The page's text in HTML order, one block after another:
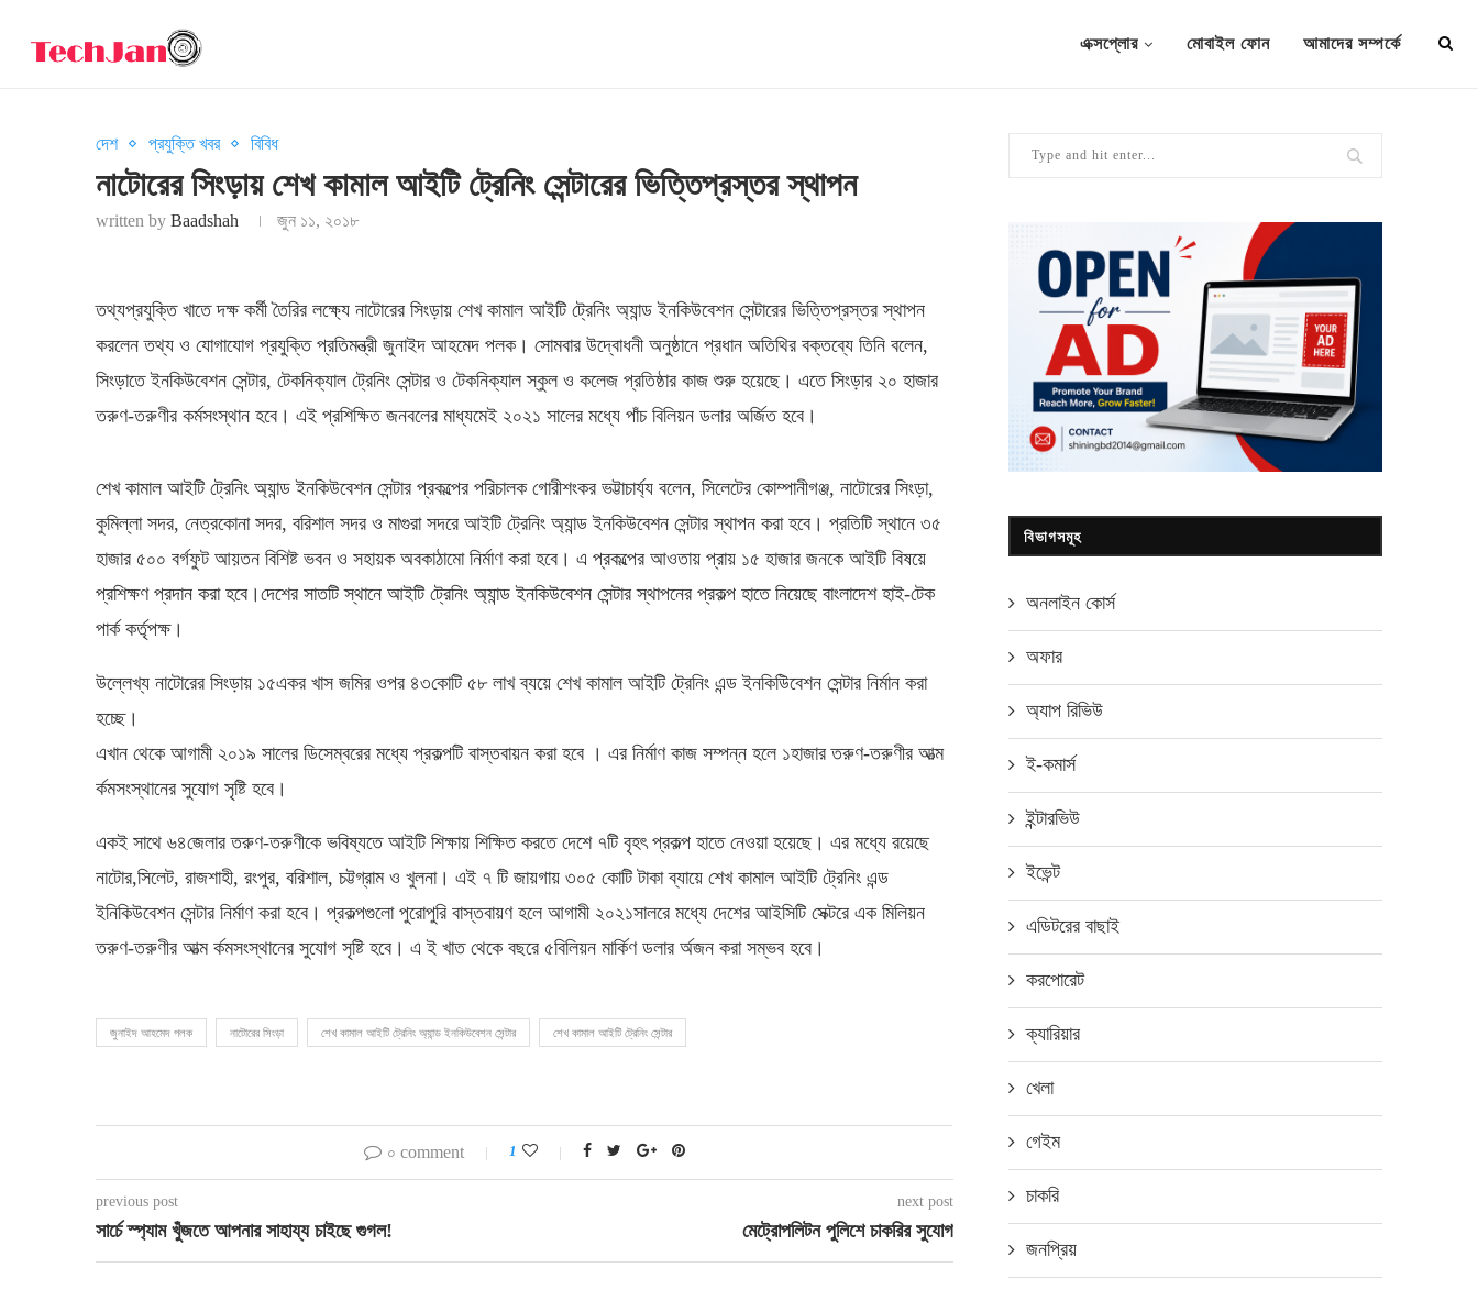
এক্সপ্লোর মোবাইল ফোন আমাদের সম্পর্কে
দেশ প্রযুক্তি খবর বিবিধ
নাটোরের সিংড়ায় শেখ কামাল আইটি ট্রেনিং সেন্টারের ভিত্তিপ্রস্তর স্থাপন
written by Baadshah জুন ১১, ২০১৮
তথ্যপ্রযুক্তি খাতে দক্ষ কর্মী তৈরির লক্ষ্যে নাটোরের সিংড়ায় শেখ কামাল আইটি ট্রেনিং অ্যান্ড ইনকিউবেশন সেন্টারের ভিত্তিপ্রস্তর স্থাপন
করলেন তথ্য ও যোগাযোগ প্রযুক্তি প্রতিমন্ত্রী জুনাইদ আহমেদ পলক। সোমবার উদ্বোধনী অনুষ্ঠানে প্রধান অতিথির বক্তব্যে তিনি বলেন,
সিংড়াতে ইনকিউবেশন সেন্টার, টেকনিক্যাল ট্রেনিং সেন্টার ও টেকনিক্যাল স্কুল ও কলেজ প্রতিষ্ঠার কাজ শুরু হয়েছে। এতে সিংড়ার ২০ হাজার
তরুণ-তরুণীর কর্মসংস্থান হবে। এই প্রশিক্ষিত জনবলের মাধ্যমেই ২০২১ সালের মধ্যে পাঁচ বিলিয়ন ডলার অর্জিত হবে।
শেখ কামাল আইটি ট্রেনিং অ্যান্ড ইনকিউবেশন সেন্টার প্রকল্পের পরিচালক গোরীশংকর ভট্টাচার্য্য বলেন, সিলেটের কোম্পানীগঞ্জ, নাটোরের সিংড়া,
কুমিল্লা সদর, নেত্রকোনা সদর, বরিশাল সদর ও মাগুরা সদরে আইটি ট্রেনিং অ্যান্ড ইনকিউবেশন সেন্টার স্থাপন করা হবে। প্রতিটি স্থানে ৩৫
হাজার ৫০০ বর্গফুট আয়তন বিশিষ্ট ভবন ও সহায়ক অবকাঠামো নির্মাণ করা হবে। এ প্রকল্পের আওতায় প্রায় ১৫ হাজার জনকে আইটি বিষয়ে
প্রশিক্ষণ প্রদান করা হবে।দেশের সাতটি স্থানে আইটি ট্রেনিং অ্যান্ড ইনকিউবেশন সেন্টার স্থাপনের প্রকল্প হাতে নিয়েছে বাংলাদেশ হাই-টেক
পার্ক কর্তৃপক্ষ।
উল্লেখ্য নাটোরের সিংড়ায় ১৫একর খাস জমির ওপর ৪৩কোটি ৫৮ লাখ ব্যয়ে শেখ কামাল আইটি ট্রেনিং এন্ড ইনকিউিবেশন সেন্টার নির্মান করা
হচ্ছে।
এখান থেকে আগামী ২০১৯ সালের ডিসেম্বরের মধ্যে প্রকল্পটি বাস্তবায়ন করা হবে । এর নির্মাণ কাজ সম্পন্ন হলে ১হাজার তরুণ-তরুণীর আত্ম
র্কমসংস্থানের সুযোগ সৃষ্টি হবে।
একই সাথে ৬৪জেলার তরুণ-তরুণীকে ভবিষ্যতে আইটি শিক্ষায় শিক্ষিত করতে দেশে ৭টি বৃহৎ প্রকল্প হাতে নেওয়া হয়েছে। এর মধ্যে রয়েছে
নাটোর,সিলেট, রাজশাহী, রংপুর, বরিশাল, চট্টগ্রাম ও খুলনা। এই ৭ টি জায়গায় ৩০৫ কোটি টাকা ব্যায়ে শেখ কামাল আইটি ট্রেনিং এন্ড
ইনিকিউবেশন সেন্টার নির্মাণ করা হবে। প্রকল্পগুলো পুরোপুরি বাস্তবায়ণ হলে আগামী ২০২১সালরে মধ্যে দেশের আইসিটি সেক্টরে এক মিলিয়ন
তরুণ-তরুণীর আত্ম র্কমসংস্থানের সুযোগ সৃষ্টি হবে। এ ই খাত থেকে বছরে ৫বিলিয়ন মার্কিণ ডলার র্অজন করা সম্ভব হবে।
জুনাইদ আহমেদ পলক নাটোরের সিংড়া শেখ কামাল আইটি ট্রেনিং অ্যান্ড ইনকিউবেশন সেন্টার শেখ কামাল আইটি ট্রেনিং সেন্টার
০ comment 1
previous post
সার্চে স্প্যাম খুঁজতে আপনার সাহায্য চাইছে গুগল!
next post
মেট্রোপলিটন পুলিশে চাকরির সুযোগ
বিভাগসমূহ
অনলাইন কোর্স
অফার
অ্যাপ রিভিউ
ই-কমার্স
ইন্টারভিউ
ইভেন্ট
এডিটরের বাছাই
করপোরেট
ক্যারিয়ার
খেলা
গেইম
চাকরি
জনপ্রিয়